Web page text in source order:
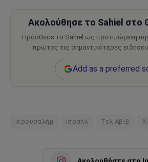
Ακολούθησε το Sahiel στο
Πρόσθεσε το Sahiel ως προτιμώμενη
πρώτος τις σημαντικότερες
Add as a preferred
Ιερουσαλήμ Ισραήλ Τελ Αβίβ